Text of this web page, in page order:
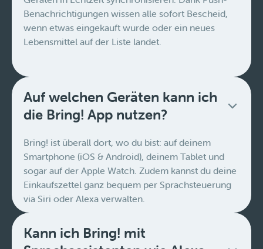
Benachrichtigungen wissen alle sofort Bescheid,
wenn etwas eingekauft wurde oder ein neues
Lebensmittel auf der Liste landet.
Auf welchen Geräten kann ich
die Bring! App nutzen?
Bring! ist überall dort, wo du bist: auf deinem
Smartphone (iOS & Android), deinem Tablet und
sogar auf der Apple Watch. Zudem kannst du deine
Einkaufszettel ganz bequem per Sprachsteuerung
via Siri oder Alexa verwalten.
Kann ich Bring! mit